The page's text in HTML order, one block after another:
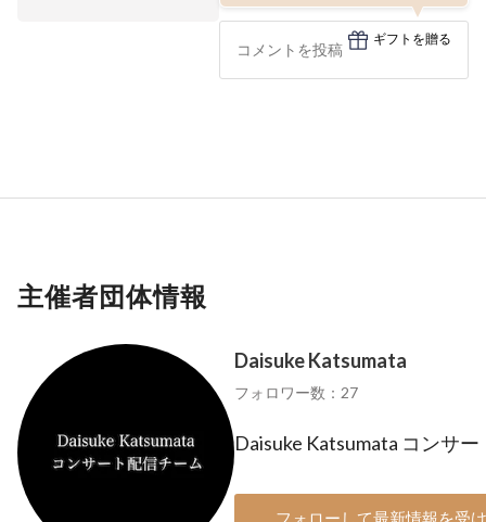
ギフトを贈る
主催者団体情報
Daisuke Katsumata
フォロワー数：27
Daisuke Katsumata コンサ
フォローして最新情報を受